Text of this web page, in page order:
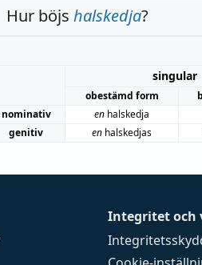
Hur böjs halskedja?
singular
obestämd form
nominativ
en halskedja
genitiv
en halskedjas
Integritet och